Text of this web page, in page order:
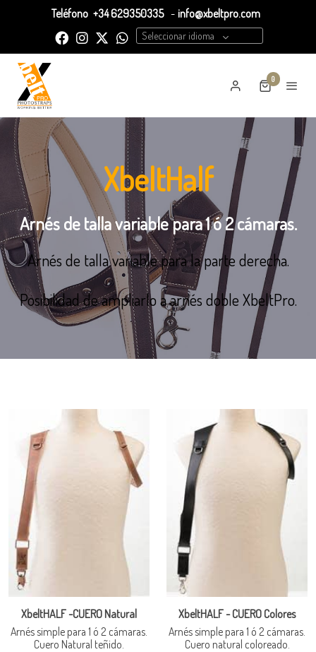
Teléfono +34 629350335 - info@xbeltpro.com
Seleccionar idioma
0
XbeltHalf
Arnés de talla variable para 1 ó 2 cámaras.
Arnés de talla variable para la parte derecha.
Posibilidad de ampliarlo a arnés doble XbeltPro.
XbeltHALF -CUERO Natural
Arnés simple para 1 ó 2 cámaras.
Cuero Natural teñido.
XbeltHALF - CUERO Colores
Arnés simple para 1 ó 2 cámaras.
Cuero natural coloreado.